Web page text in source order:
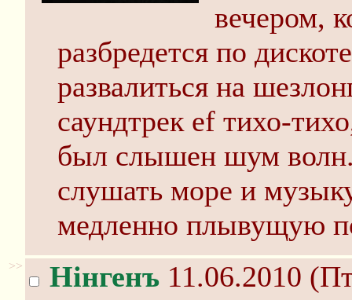
вечером,
разбредется по
развалиться на
саундтрек ef тихо-
был слышен шум
слушать море и
медленно плывущую
>> Нінгенъ 11.06.2010